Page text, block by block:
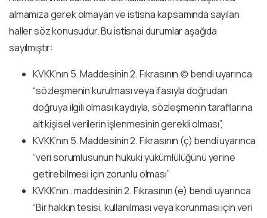
almamıza gerek olmayan ve istisna kapsamında sayılan
haller söz konusudur. Bu istisnai durumlar aşağıda
sayılmıştır:
KVKK’nın 5. Maddesinin 2. Fıkrasının (c) bendi uyarınca
“sözleşmenin kurulması veya ifasıyla doğrudan
doğruya ilgili olması kaydıyla, sözleşmenin taraflarına
ait kişisel verilerin işlenmesinin gerekli olması”,
KVKK’nın 5. Maddesinin 2. Fıkrasının (ç) bendi uyarınca
“veri sorumlusunun hukuki yükümlülüğünü yerine
getirebilmesi için zorunlu olması”
KVKK’nın . maddesinin 2. Fıkrasının (e) bendi uyarınca
“Bir hakkın tesisi, kullanılması veya korunması için veri